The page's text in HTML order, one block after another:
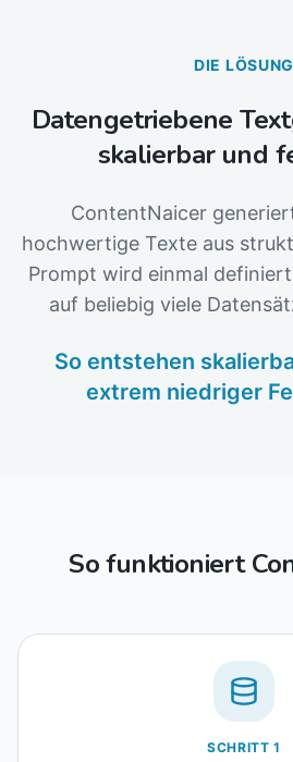
DIE LÖSUNG
Datengetriebene
skalierbar und
ContentNaicer
hochwertige Texte aus
Prompt wird einmal
auf beliebig viele
So entstehen
extrem niedriger
So funktioniert
SCHRITT 1